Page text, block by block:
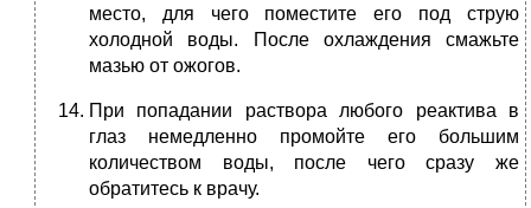
место, для чего поместите его под струю
холодной воды. После охлаждения смажьте
мазью от ожогов.
При попадании раствора любого реактива в
глаз немедленно промойте его большим
количеством воды, после чего сразу же
обратитесь к врачу.